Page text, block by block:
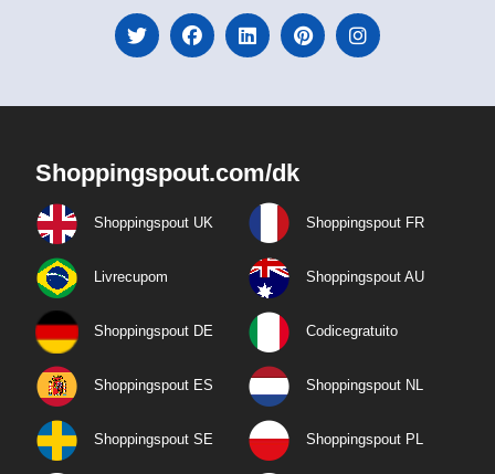
Shoppingspout.com/dk
Shoppingspout UK Shoppingspout FR
Livrecupom Shoppingspout AU
Shoppingspout DE Codicegratuito
Shoppingspout ES Shoppingspout NL
Shoppingspout SE Shoppingspout PL